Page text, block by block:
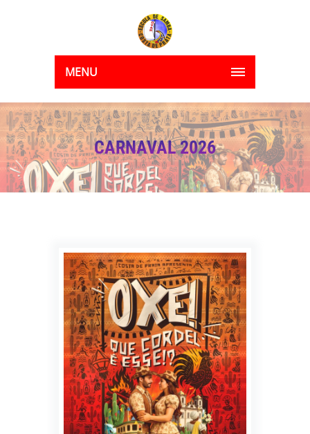
MENU
CARNAVAL 2026